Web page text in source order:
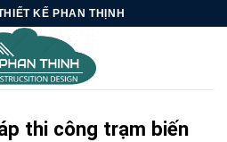
KẾ PHAN THỊNH
thi công trạm biến